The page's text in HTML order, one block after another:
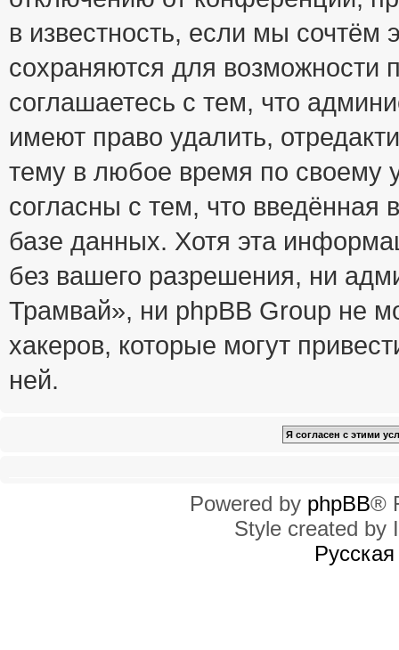
в известность, если мы
сохраняются для возможности
соглашаетесь с тем, что
имеют право удалить,
тему в любое время по своему
согласны с тем, что
базе данных. Хотя эта
без вашего разрешения, ни
Трамвай», ни phpBB Group не
хакеров, которые могут
ней.
Powered by phpBB®
Style created by